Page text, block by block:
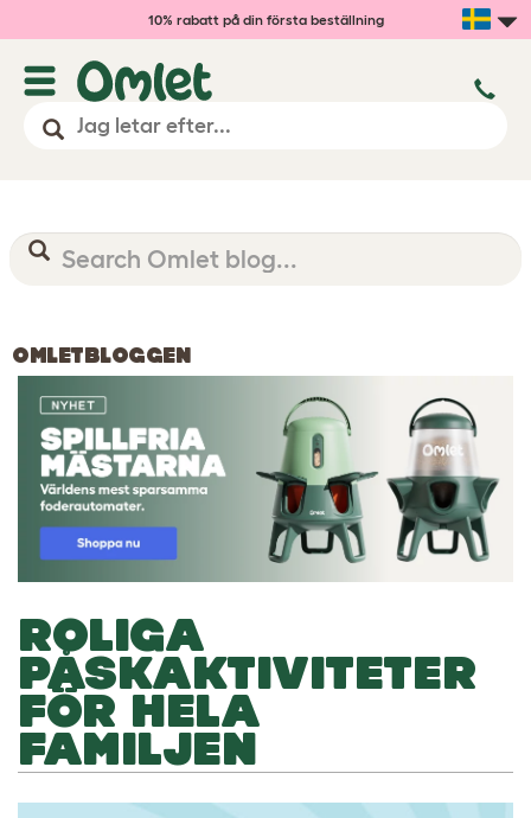
10% rabatt på din första beställning
OMLETBLOGGEN
ROLIGA
PÅSKAKTIVITETER
FÖR HELA
FAMILJEN